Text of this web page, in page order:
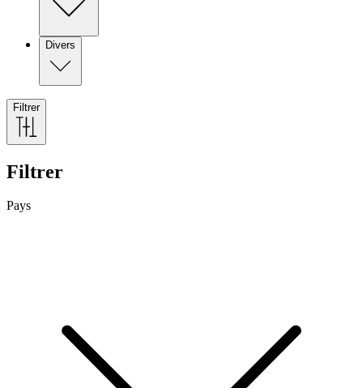
Divers
Filtrer
Filtrer
Pays